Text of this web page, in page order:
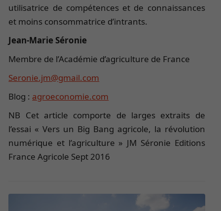
utilisatrice de compétences et de connaissances
et moins consommatrice d’intrants.
Jean-Marie Séronie
Membre de l’Académie d’agriculture de France
Seronie.jm@gmail.com
Blog : agroeconomie.com
NB Cet article comporte de larges extraits de
l’essai « Vers un Big Bang agricole, la révolution
numérique et l’agriculture » JM Séronie Editions
France Agricole Sept 2016